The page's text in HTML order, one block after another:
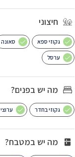
חיצוני
גקוזי ספא סאונה
ערסל
מה יש בפנים?
גקוזי בחדר ערוצי yes
מה יש במטבח?